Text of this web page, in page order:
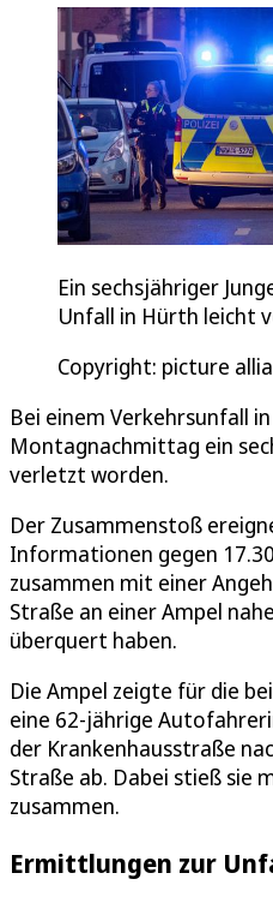
Ein sechsjähriger
Unfall in Hürth leicht
Copyright: picture
Bei einem Verkehrsunfall
Montagnachmittag ein
verletzt worden.
Der Zusammenstoß
Informationen gegen
zusammen mit einer
Straße an einer Ampel
überquert haben.
Die Ampel zeigte für die
eine 62-jährige
der Krankenhausstraße
Straße ab. Dabei stieß sie
zusammen.
Ermittlungen zur